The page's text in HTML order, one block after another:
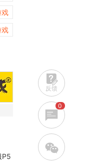
戏
戏
P5
反馈
0
w